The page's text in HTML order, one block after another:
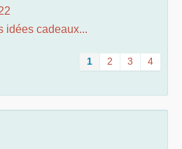
idées cadeaux...
1 2 3 4